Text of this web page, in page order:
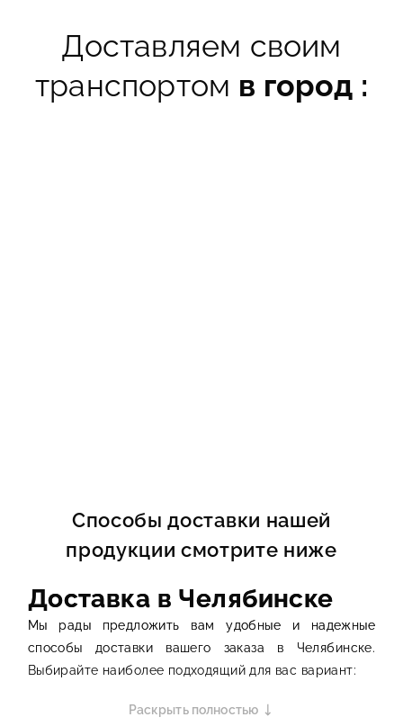
Доставляем своим
транспортом в город :
Способы доставки нашей
продукции смотрите ниже
Доставка в Челябинске
Мы рады предложить вам удобные и надежные
способы доставки вашего заказа в Челябинске.
Выбирайте наиболее подходящий для вас вариант:
транспортом (Челябинск и
Раскрыть полностью